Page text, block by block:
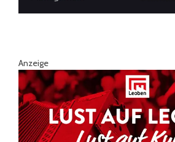
Anzeige